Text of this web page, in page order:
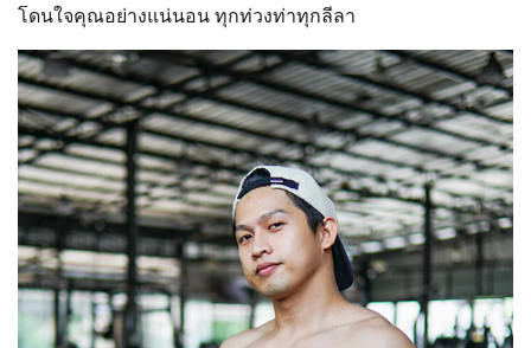
โดนใจคุณอย่างแน่นอน ทุกท่วงท่าทุกลีลา